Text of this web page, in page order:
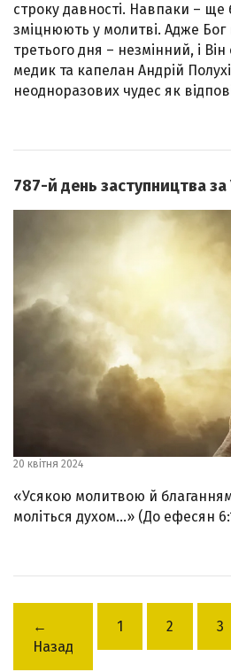
строку давності. Навпаки – ще
зміцнюють у молитві. Адже Бог
третього дня – незмінний, і
медик та капелан Андрій
неодноразових чудес як
787-й день заступництва за
20 квітня 2024
«Усякою молитвою й
моліться духом…» (До ефесян
←
Назад
1 2 3